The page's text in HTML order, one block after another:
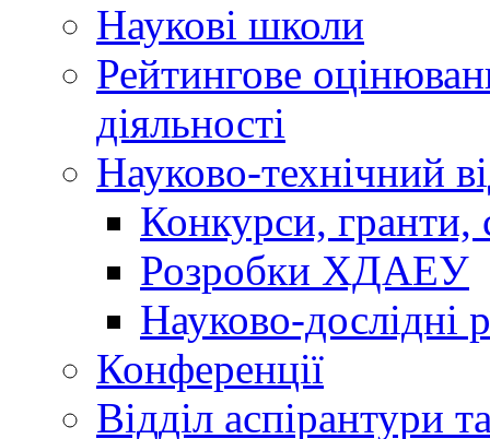
Наукові школи
Рейтингове
діяльності
Науково-технічний
Конкурси, гранти,
Розробки ХДАЕУ
Науково-дослідні
Конференції
Відділ аспірантури